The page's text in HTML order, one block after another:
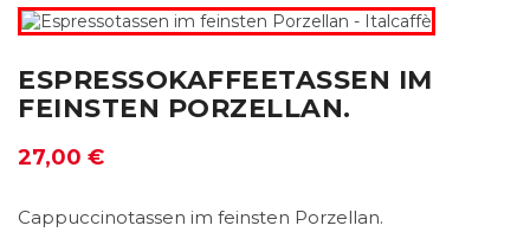
ESPRESSOKAFFEETASSEN IM
FEINSTEN PORZELLAN.
27,00 €
Cappuccinotassen im feinsten Porzellan.